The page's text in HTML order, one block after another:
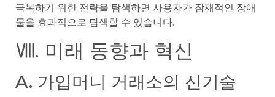
극복하기 위한 전략을 탐색하면 사용자가 잠재적인 장애
물을 효과적으로 탐색할 수 있습니다.
Ⅷ. 미래 동향과 혁신
A. 가입머니 거래소의 신기술